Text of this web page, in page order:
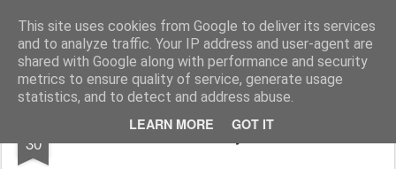
This site uses cookies from Google to deliver its services
and to analyze traffic. Your IP address and user-agent are
shared with Google along with performance and security
metrics to ensure quality of service, generate usage
statistics, and to detect and address abuse.
LEARN MORE GOT IT
Longcoast Living Longcoast Living är en webbutik där du hittar personlig och tidlös inredning till ditt hem.
Startsida Longcoast Living För Bloggare och Press
30 Höstens nyheter